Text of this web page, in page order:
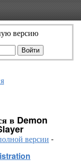
версию
в Demon
версии -